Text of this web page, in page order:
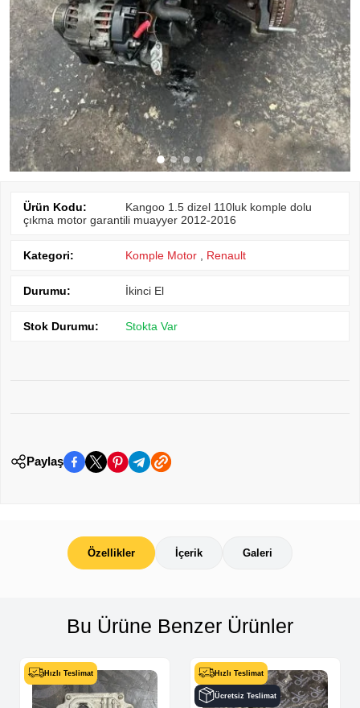
Ürün Kodu:
Kangoo 1.5 dizel 110luk komple dolu
çıkma motor garantili muayyer 2012-2016
Kategori: Komple Motor Renault
Durumu: İkinci El
Stok Durumu: Stokta Var
Paylaş
Özellikler İçerik Galeri
Bu Ürüne Benzer Ürünler
Hızlı Teslimat Hızlı Teslimat
Ücretsiz Teslimat